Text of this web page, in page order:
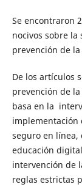
Se encontraron
nocivos sobre la
prevención de
De los artículos
prevención de
basa en la
implementación
seguro en línea,
educación
intervención de
reglas estrictas